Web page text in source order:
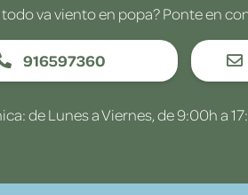
va viento en popa? Ponte en
916597360
de Lunes a Viernes, de 9:00h a